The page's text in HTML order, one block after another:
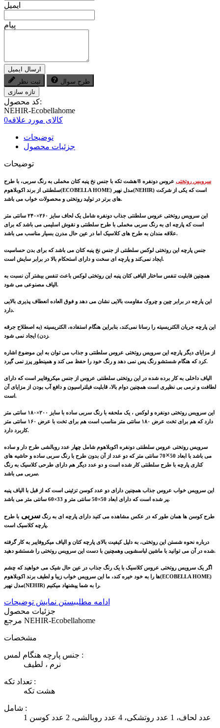
ایمیل
پیام
ارسال ایمیل
ثبت نظر
طرح سوال
کد محصول:
NEHIR-Ecobellahome
کالای مورد علاقه0
توضیحات
جزئیات محصول
توضیحات
سرویس روتختی عروس دونفره 8/هشت تکه با جنس نخ پنبه کتان مخملی به رنگ سربی
، با طرح
سلطنتی از برند اکوبلاهوم(ECOBELLA HOME) مدل نهیر(NEHIR) است که یکی از شرکت
های برتر در تولید روتختی و محصولات خواب می باشد.
این سرویس روتختی عروس سلطنتی جذاب دونفره شامل یک لحاف سایز ۲۶۰×۲۴۰ سانتی متر
است که پارچه ای به رنگ سربی مخملی با طرح سلطنتی و نقوش اسلیمی می باشد که برای
علاقه مندان به طرح های کلاسیک اما در عین حال مدرن بسیار مناسب می باشد.
جنس پارچه‌ این روتختی لوکس سلطنتی از جنس نخ پنبه کتان می باشد که برای بدن حساسیت
ایجاد نمی‌کند و پارچه ای سخت و دارای استحکام بالا در برابر سایش است.
همچنین قابلیت تنفس ساختار الیافی کتان پنبه این روتختی لوکس باعث تنفس بیشتر آن نسبت به
الیاف مصنوعی می شود.
این پارچه در برابر چین و چروک مقاومت بالایی نشان می دهد و فوق العاده انعطاف پذیری بالایی
دارد.
این پارچه جریان الکتریسیته را رسانا نمی‌کند، بنابراین هنگام استفاده، الکتریسیته (به اصطلاح جرقه
زدن) ایجاد نمی شود.
از مزایای دیگر پارچه این سرویس روتختی عروس سلطنتی و جذاب می توان به این موضوع اشاره
کرد که هنگام شستشو رنگ پس نمی دهد و رنگ خود را حفظ می کند و همینطور پرز نمی گیرد.
الیاف داخلی به کار برده شده در این روتختی سلطنتی عروس از جنس میکروفایبر است که دارای
لطافت و نرمی بی نظیری است همچنین دوام بالا، قابلیت فیلتراسیون و دافع آب بودن از مزایای آن
است.
این سرویس روتختی دونفره و لوکس ، یک ملحفه با رنگ سربی
ساده با سایز ۲۰۰×۱۸۰ سانتی متر
دارد که هم برای تخت عرض ۱۸۰ سانتی متر مناسب است هم برای تخت با عرض ۱۶۰ سانتی متر
کاربرد دارد.
سرویس روتختی عروس سلطنتی دونفره اکوبلاهوم شامل چهار عدد روبالشی طرح دار و ساده
می باشد با ابعاد 50
×70 سانتی متر که دو عدد از آن بدون طرح با رنگ سربی ساده و حاشیه های
کناری پارچه با طرح سلطنتی کار شده است و دو عدد دیگر هم دارای طرحی کلاسیک به رنگ
سربیمی باشد.
این سرویس خواب عروس جذاب همچنین دارای دو عدد کوسن تزئینی است که از قبل با الیاف پنبه
پر شده است که دارای ابعاد 50×50 سانتی متر و 33×60 سانتی متر می باشد.
طرح کوسن ها همان طور که در عکس مشاهده می کنید دارای پارچه ای به رنگ سربی با طرح
پارچه کلاسیک است.
درباره نحوه شستن این روتختی، به دلیل کیفیت بالای پارچه کتان و الیاف میکروفایبر به کار گرفته
شده در آن می توانید با ماشین لباسشویی وهمچنین با دست این سرویس روتختی را شستشو دهید.
اگر یک سرویس روتختی عروس کلاسیک با یک رنگ جذاب در عین حال شیک می خواهید که چشم
ها را به خود خیره کند، ما این سرویس خواب زیبا و لطیف برند اکوبلاهوم(ECOBELLA HOME)
مدل نهیر(NEHIR) را به شما پیشنهاد میکنیم.
ادامه مطلببستن نمایش توضیحات
جزئیات محصول
NEHIR-Ecobellahome
مشخصات
جنس پارچه هنگام لمس :
نرم ، لطیف
تعداد تکه :
هشت تکه
شامل :
1 عدد لحاف، 1 عدد روتشکی، 4 عدد روبالشی، 2 عدد کوسن